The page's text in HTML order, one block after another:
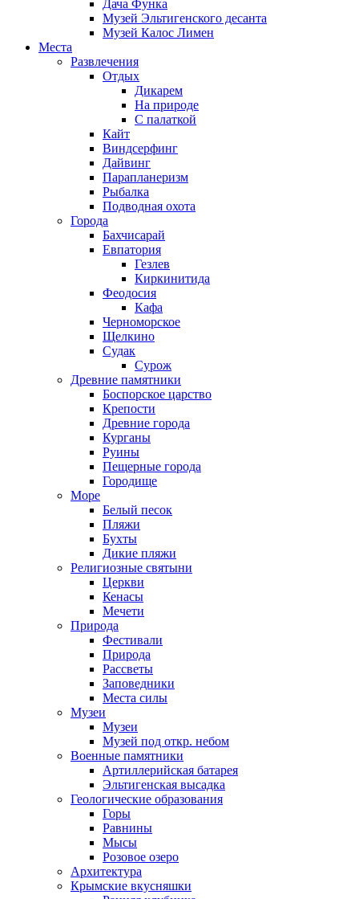
Дача Функа
Музей Эльтигенского десанта
Музей Калос Лимен
Места
Развлечения
Отдых
Дикарем
На природе
С палаткой
Кайт
Виндсерфинг
Дайвинг
Парапланеризм
Рыбалка
Подводная охота
Города
Бахчисарай
Евпатория
Гезлев
Киркинитида
Феодосия
Кафа
Черноморское
Щелкино
Судак
Сурож
Древние памятники
Боспорское царство
Крепости
Древние города
Курганы
Руины
Пещерные города
Городище
Море
Белый песок
Пляжи
Бухты
Дикие пляжи
Религиозные святыни
Церкви
Кенасы
Мечети
Природа
Фестивали
Природа
Рассветы
Заповедники
Места силы
Музеи
Музеи
Музей под откр. небом
Военные памятники
Артиллерийская батарея
Эльтигенская высадка
Геологические образования
Горы
Равнины
Мысы
Розовое озеро
Архитектура
Крымские вкусняшки